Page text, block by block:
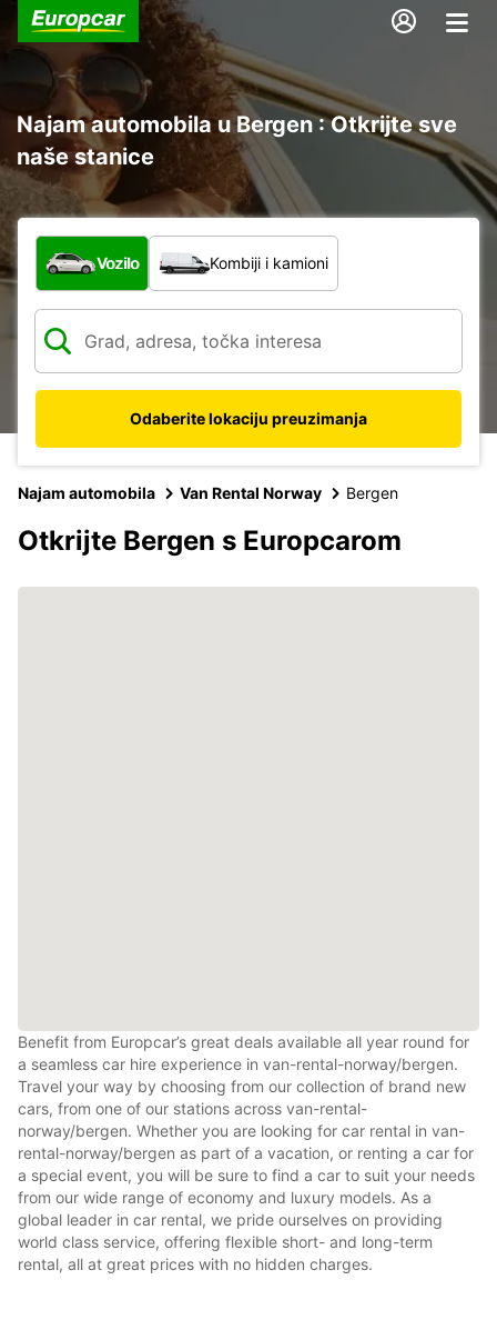
Najam automobila u Bergen : Otkrijte sve
naše stanice
Koja vrsta vozila?
Vozilo Kombiji i kamioni
Odaberite lokaciju preuzimanja
Najam automobila Van Rental Norway Bergen
Otkrijte Bergen s Europcarom
Benefit from Europcar’s great deals available all year round for
a seamless car hire experience in van-rental-norway/bergen.
Travel your way by choosing from our collection of brand new
cars, from one of our stations across van-rental-
norway/bergen. Whether you are looking for car rental in van-
rental-norway/bergen as part of a vacation, or renting a car for
a special event, you will be sure to find a car to suit your needs
from our wide range of economy and luxury models. As a
global leader in car rental, we pride ourselves on providing
world class service, offering flexible short- and long-term
rental, all at great prices with no hidden charges.